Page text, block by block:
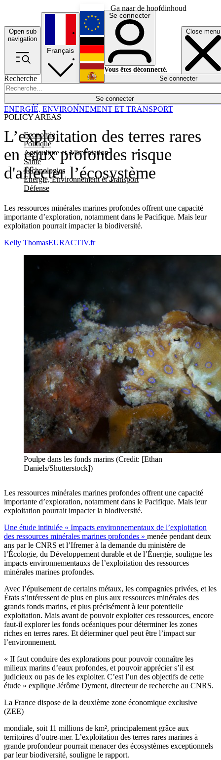
Ga naar de hoofdinhoud
Open sub
navigation
Close menu
Recherche
Se connecter
POLICY AREAS
Economie
Politique
Agriculture et Alimentation
Santé
Technologies
Energie, Environnement et Transport
Défense
Économie
Français
English
Deutsch
Español
Se connecter
Vous êtes déconnecté.
Se connecter
L’exploitation des terres rares
en eaux profondes risque
d'affecter l’écosystème
Les ressources minérales marines profondes offrent une capacité
importante d’exploration, notamment dans le Pacifique. Mais leur
exploitation pourrait impacter la biodiversité.
ENERGIE, ENVIRONNEMENT ET TRANSPORT
Kelly ThomasEURACTIV.fr
Poulpe dans les fonds marins (Credit: [Ethan
Daniels/Shutterstock])
Les ressources minérales marines profondes offrent une capacité
importante d’exploration, notamment dans le Pacifique. Mais leur
exploitation pourrait impacter la biodiversité.
Une étude intitulée « Impacts environnementaux de l’exploitation
des ressources minérales marines profondes » menée pendant deux
ans par le CNRS et l’Ifremer à la demande du ministère de
l’Écologie, du Développement durable et de l’Énergie, souligne les
impacts environnementauxs de l’exploitation des ressources
minérales marines profondes.
Avec l’épuisement de certains métaux, les compagnies privées, et les
États s’intéressent de plus en plus aux ressources minérales des
grands fonds marins, et plus précisément à leur potentielle
exploitation. Mais avant de pouvoir exploiter ces ressources, encore
faut-il explorer les fonds océaniques pour déterminer les zones
riches en terres rares. Et déterminer quel peut être l’impact sur
l’environnement.
« II faut conduire des explorations pour pouvoir connaître les
milieux marins d’eaux profondes, et pouvoir apprécier s’il est
judicieux ou pas de les exploiter. C’est l’un des objectifs de cette
étude » explique Jérôme Dyment, directeur de recherche au CNRS.
La France dispose de la deuxième zone économique exclusive
(ZEE)
mondiale, soit 11 millions de km², principalement grâce aux
territoires d’outre-mer. L’exploitation des terres rares marines à
grande profondeur pourrait menacer des écosystèmes exceptionnels
par leur biodiversité, souligne le rapport.